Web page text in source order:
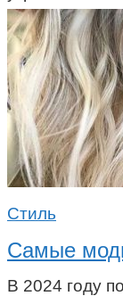
Стиль
Самые
В 2024 году